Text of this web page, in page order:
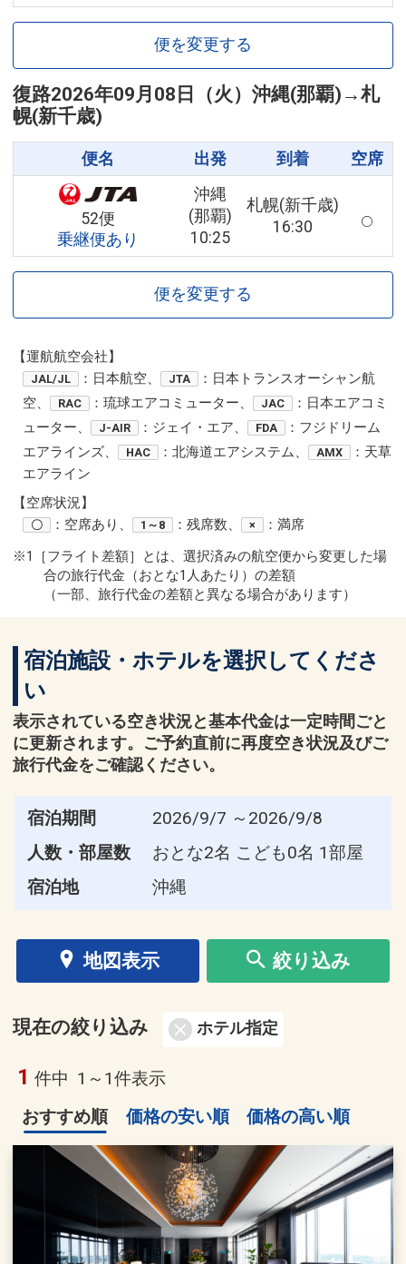
便を変更する
復路2026年09月08日（火） 沖縄(那覇) →札
幌(新千歳)
便名 出発 到着 空席
52便
乗継便あり
沖縄
(那覇)
10:25
札幌(新千歳)
16:30
便を変更する
【運航航空会社】
JAL/JL ：日本航空、 JTA
：日本トランスオーシャン航
空、
RAC ：琉球エアコミューター、 JAC
：日本エアコミ
ューター、
J-AIR ：ジェイ・エア、 FDA
：フジドリーム
エアラインズ、
HAC ：北海道エアシステム、 AMX
：天草
エアライン
【空席状況】
〇 ：空席あり、 1～8 ：残席数、 ×
：満席
※1［フライト差額］とは、選択済みの航空便から変更した場
合の旅行代金（おとな1人あたり）の差額
（一部、旅行代金の差額と異なる場合があります）
宿泊施設・ホテルを選択してくださ
い
表示されている空き状況と基本代金は一定時間ごと
に更新されます。ご予約直前に再度空き状況及びご
旅行代金をご確認ください。
宿泊期間
2026/9/7 ～2026/9/8
人数・部屋数
おとな2名 こども0名 1部屋
宿泊地
沖縄
地図表示 絞り込み
現在の絞り込み ホテル指定
1 件中 1～1件表示
おすすめ順
価格の安い順 価格の高い順